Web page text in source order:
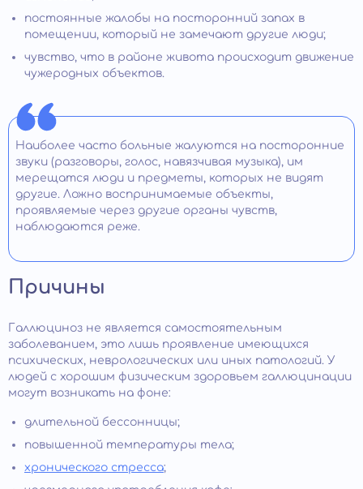
постоянные жалобы на посторонний запах в
помещении, который не замечают другие люди;
чувство, что в районе живота происходит движение
чужеродных объектов.
Наиболее часто больные жалуются на посторонние
звуки (разговоры, голос, навязчивая музыка), им
мерещатся люди и предметы, которых не видят
другие. Ложно воспринимаемые объекты,
проявляемые через другие органы чувств,
наблюдаются реже.
Причины
Галлюциноз не является самостоятельным
заболеванием, это лишь проявление имеющихся
психических, неврологических или иных патологий. У
людей с хорошим физическим здоровьем галлюцинации
могут возникать на фоне:
длительной бессонницы;
повышенной температуры тела;
хронического стресса;